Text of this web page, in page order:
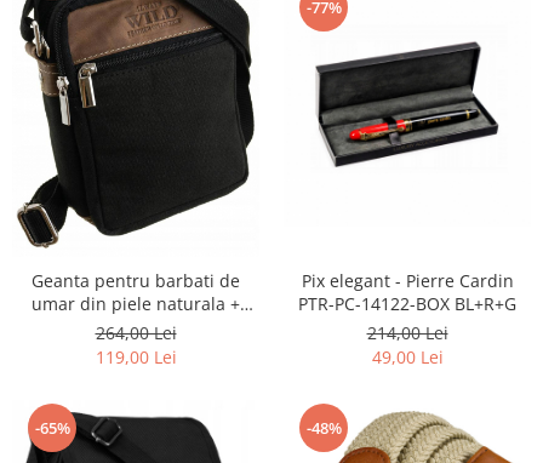
Geanta pentru barbati de
umar din piele naturala +
tesatura Always Wild PTR-588-
MHC
264,00 Lei
119,00 Lei
-77%
Pix elegant - Pierre Cardin
PTR-PC-14122-BOX BL+R+G
214,00 Lei
49,00 Lei
-65% -48%